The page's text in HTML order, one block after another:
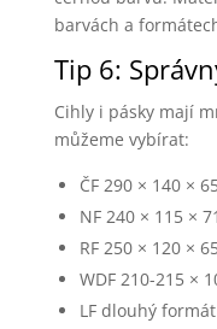
barvách a
Tip 6:
Cihly i pásky mají
můžeme vybírat:
ČF 290 × 140 ×
NF 240 × 115 ×
RF 250 × 120 ×
WDF 210-215 ×
LF dlouhý